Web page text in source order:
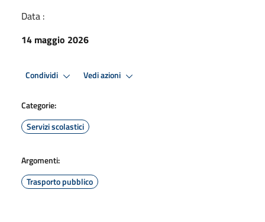
Data :
14 maggio 2026
Condividi Vedi azioni
Categorie:
Servizi scolastici
Argomenti:
Trasporto pubblico